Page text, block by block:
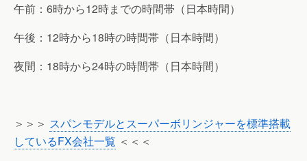
午前：6時から12時までの時間帯（日本時間）
午後：12時から18時の時間帯（日本時間）
夜間：18時から24時の時間帯（日本時間）
＞＞＞ スパンモデルとスーパーボリンジャーを標準搭載
しているFX会社一覧 ＜＜＜